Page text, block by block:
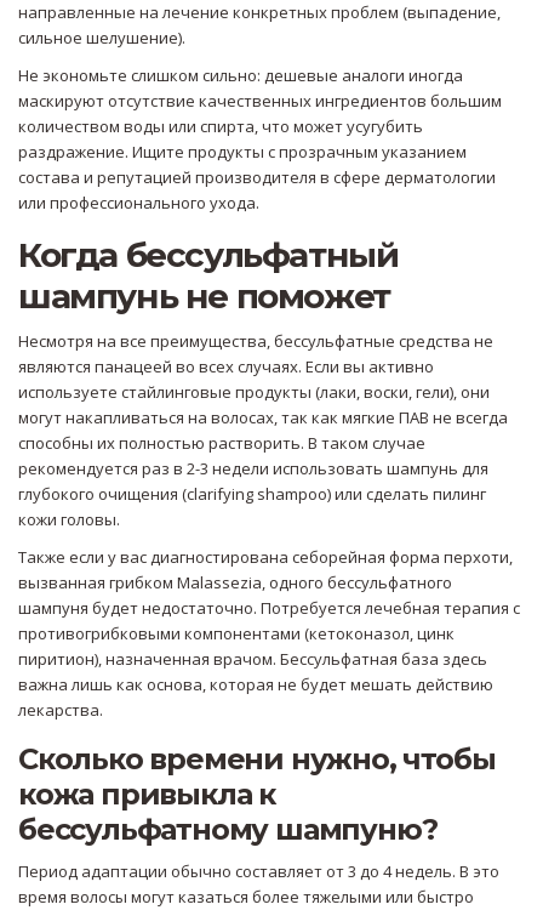
направленные на лечение конкретных проблем (выпадение,
сильное шелушение).
Не экономьте слишком сильно: дешевые аналоги иногда
маскируют отсутствие качественных ингредиентов большим
количеством воды или спирта, что может усугубить
раздражение. Ищите продукты с прозрачным указанием
состава и репутацией производителя в сфере дерматологии
или профессионального ухода.
Когда бессульфатный
шампунь не поможет
Несмотря на все преимущества, бессульфатные средства не
являются панацеей во всех случаях. Если вы активно
используете стайлинговые продукты (лаки, воски, гели), они
могут накапливаться на волосах, так как мягкие ПАВ не всегда
способны их полностью растворить. В таком случае
рекомендуется раз в 2-3 недели использовать шампунь для
глубокого очищения (clarifying shampoo) или сделать пилинг
кожи головы.
Также если у вас диагностирована себорейная форма перхоти,
вызванная грибком Malassezia, одного бессульфатного
шампуня будет недостаточно. Потребуется лечебная терапия с
противогрибковыми компонентами (кетоконазол, цинк
пиритион), назначенная врачом. Бессульфатная база здесь
важна лишь как основа, которая не будет мешать действию
лекарства.
Сколько времени нужно, чтобы
кожа привыкла к
бессульфатному шампуню?
Период адаптации обычно составляет от 3 до 4 недель. В это
время волосы могут казаться более тяжелыми или быстро